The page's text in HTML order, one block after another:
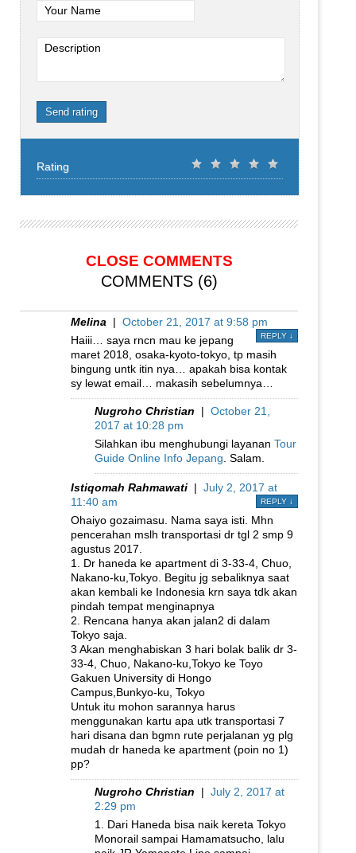
Your Name
Description
Send rating
Rating
CLOSE COMMENTS
COMMENTS (6)
Melina | October 21, 2017 at 9:58 pm
REPLY ↓
Haiii… saya rncn mau ke jepang
maret 2018, osaka-kyoto-tokyo, tp masih
bingung untk itin nya… apakah bisa kontak
sy lewat email… makasih sebelumnya…
Nugroho Christian | October 21,
2017 at 10:28 pm
Silahkan ibu menghubungi layanan Tour
Guide Online Info Jepang . Salam.
Istiqomah Rahmawati | July 2, 2017 at
11:40 am
REPLY ↓
Ohaiyo gozaimasu. Nama saya isti. Mhn
pencerahan mslh transportasi dr tgl 2 smp 9
agustus 2017.
1. Dr haneda ke apartment di 3-33-4, Chuo,
Nakano-ku,Tokyo. Begitu jg sebaliknya saat
akan kembali ke Indonesia krn saya tdk akan
pindah tempat menginapnya
2. Rencana hanya akan jalan2 di dalam
Tokyo saja.
3 Akan menghabiskan 3 hari bolak balik dr 3-
33-4, Chuo, Nakano-ku,Tokyo ke Toyo
Gakuen University di Hongo
Campus,Bunkyo-ku, Tokyo
Untuk itu mohon sarannya harus
menggunakan kartu apa utk transportasi 7
hari disana dan bgmn rute perjalanan yg plg
mudah dr haneda ke apartment (poin no 1)
pp?
Nugroho Christian | July 2, 2017 at
2:29 pm
1. Dari Haneda bisa naik kereta Tokyo
Monorail sampai Hamamatsucho, lalu